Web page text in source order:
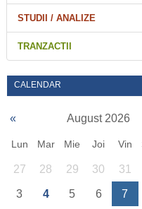
STUDII / ANALIZE
TRANZACTII
CALENDAR
« August 2026
Lun Mar Mie Joi Vin
27 28 29 30 31
3 4 5 6 7